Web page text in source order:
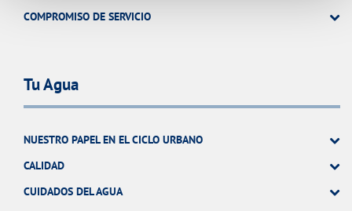
COMPROMISO DE SERVICIO
Tu Agua
NUESTRO PAPEL EN EL CICLO URBANO
CALIDAD
CUIDADOS DEL AGUA